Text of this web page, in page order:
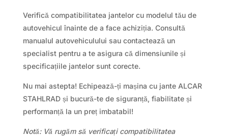
Verifică compatibilitatea jantelor cu modelul tău de
autovehicul înainte de a face achiziția. Consultă
manualul autovehiculului sau contactează un
specialist pentru a te asigura că dimensiunile și
specificațiile jantelor sunt corecte.
Nu mai astepta! Echipează-ți mașina cu jante ALCAR
STAHLRAD și bucură-te de siguranță, fiabilitate și
performanță la un preț imbatabil!
Notă: Vă rugăm să verificați compatibilitatea